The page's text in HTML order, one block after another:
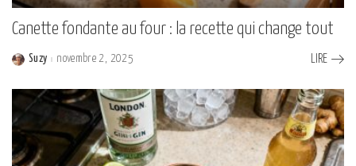
Canette fondante au four : la recette qui change tout
Posted
Suzy novembre 2, 2025 LIRE